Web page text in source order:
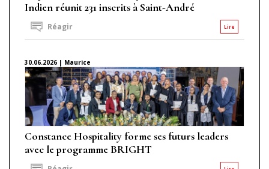
Indien réunit 231 inscrits à Saint-André
Lire
Réagir
30.06.2026 | Maurice
Constance Hospitality forme ses futurs leaders
avec le programme BRIGHT